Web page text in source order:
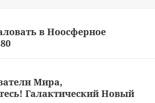
в Ноосферное
Мира,
Галактический Новый